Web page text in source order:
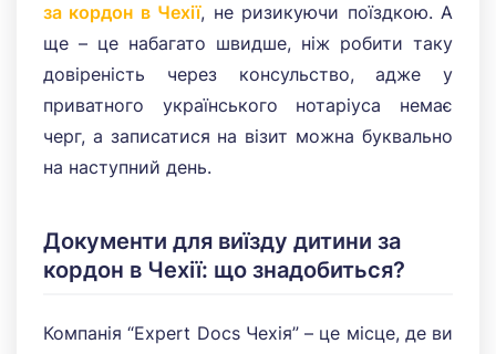
за кордон в Чехії, не ризикуючи поїздкою. А
ще – це набагато швидше, ніж робити таку
довіреність через консульство, адже у
приватного українського нотаріуса немає
черг, а записатися на візит можна буквально
на наступний день.
Документи для виїзду дитини за
кордон в Чехії: що знадобиться?
Компанія “Expert Docs Чехія” – це місце, де ви